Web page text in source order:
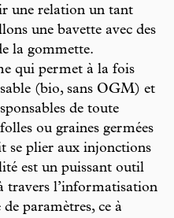
une relation un tant
une bavette avec des
la gommette.
qui permet à la fois
(bio, sans OGM) et
de toute
ou graines germées
se plier aux injonctions
est un puissant outil
travers l’informatisation
paramètres, ce à